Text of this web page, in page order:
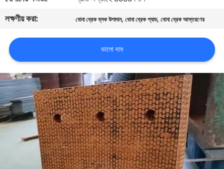
উদ্ধৃতির
জন্য
আবেদন
সাইট
ম্যাপ
PRIVACY
POLICY
লক্ষণীয় করা:
বোনা ব্রেক ব্লক উপাদান,বোনা ব্রেক প্যাড,বোনা ব্রেক আস্তরণের
ভালো দাম